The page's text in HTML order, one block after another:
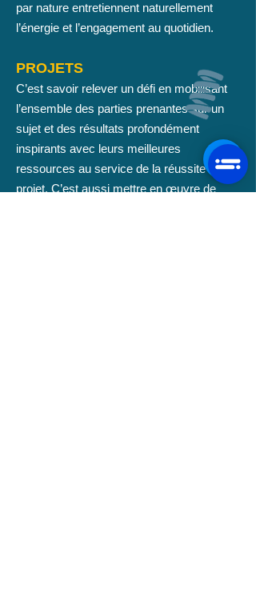
par nature entretiennent naturellement
l’énergie et l’engagement au quotidien.
PROJETS
C’est savoir relever un défi en mobilisant
l’ensemble des parties prenantes sur un
sujet et des résultats profondément
inspirants avec leurs meilleures
ressources au service de la réussite du
projet. C’est aussi mettre en œuvre de